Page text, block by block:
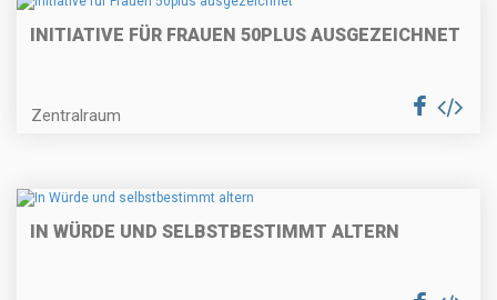
INITIATIVE FÜR FRAUEN 50PLUS AUSGEZEICHNET
Zentralraum
IN WÜRDE UND SELBSTBESTIMMT ALTERN